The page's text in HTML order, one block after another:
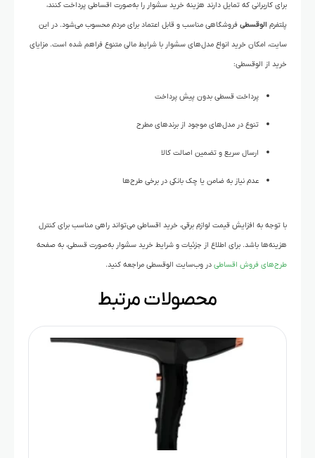
برای کاربرانی که تمایل دارند هزینه خرید سشوار را به‌صورت اقساطی پرداخت کنند،
پلتفرم الوقسطی فروشگاهی مناسب و قابل اعتماد برای مردم محسوب می‌شود. در این
سایت، امکان خرید انواع مدل‌های سشوار با شرایط مالی متنوع فراهم شده است. مزایای
خرید از الوقسطی:
پرداخت قسطی بدون پیش پرداخت
تنوع در مدل‌های موجود از برندهای مطرح
ارسال سریع و تضمین اصالت کالا
عدم نیاز به ضامن یا چک بانکی در برخی طرح‌ها
با توجه به افزایش قیمت لوازم برقی، خرید اقساطی می‌تواند راهی مناسب برای کنترل
هزینه‌ها باشد. برای اطلاع از جزئیات و شرایط خرید سشوار به‌صورت قسطی، به صفحه
طرح‌های فروش اقساطی در وب‌سایت الوقسطی مراجعه کنید.
محصولات مرتبط